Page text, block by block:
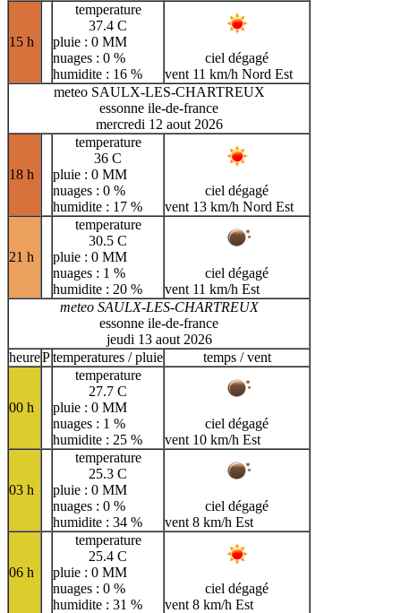
15 h
temperature
37.4 C
pluie : 0 MM
nuages : 0 %
humidite : 16 %
ciel dégagé
vent 11 km/h Nord Est
meteo SAULX-LES-CHARTREUX
essonne ile-de-france
mercredi 12 aout 2026
18 h
temperature
36 C
pluie : 0 MM
nuages : 0 %
humidite : 17 %
ciel dégagé
vent 13 km/h Nord Est
21 h
temperature
30.5 C
pluie : 0 MM
nuages : 1 %
humidite : 20 %
ciel dégagé
vent 11 km/h Est
meteo SAULX-LES-CHARTREUX
essonne ile-de-france
jeudi 13 aout 2026
heurePtemperatures / pluie temps / vent
00 h
temperature
27.7 C
pluie : 0 MM
nuages : 1 %
humidite : 25 %
ciel dégagé
vent 10 km/h Est
03 h
temperature
25.3 C
pluie : 0 MM
nuages : 0 %
humidite : 34 %
ciel dégagé
vent 8 km/h Est
06 h
temperature
25.4 C
pluie : 0 MM
nuages : 0 %
humidite : 31 %
ciel dégagé
vent 8 km/h Est